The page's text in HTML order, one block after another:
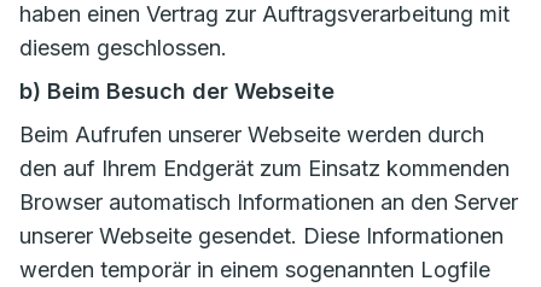
haben einen Vertrag zur Auftragsverarbeitung mit
diesem geschlossen.
b) Beim Besuch der Webseite
Beim Aufrufen unserer Webseite werden durch
den auf Ihrem Endgerät zum Einsatz kommenden
Browser automatisch Informationen an den Server
unserer Webseite gesendet. Diese Informationen
werden temporär in einem sogenannten Logfile